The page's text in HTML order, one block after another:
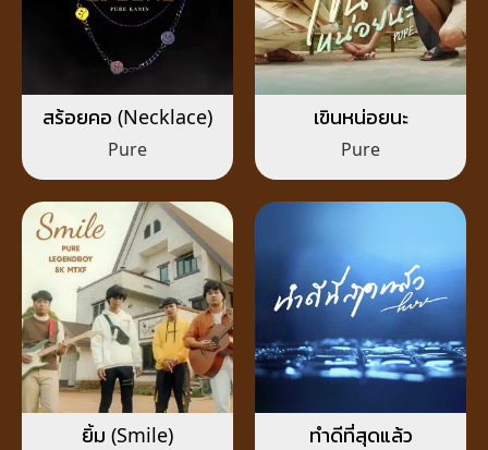
สร้อยคอ (Necklace)
Pure
เขินหน่อยนะ
Pure
ยิ้ม (Smile) ทำดีที่สุดแล้ว